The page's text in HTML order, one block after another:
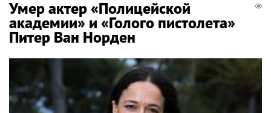
Умер актер «Полицейской
академии» и «Голого пистолета»
Питер Ван Норден